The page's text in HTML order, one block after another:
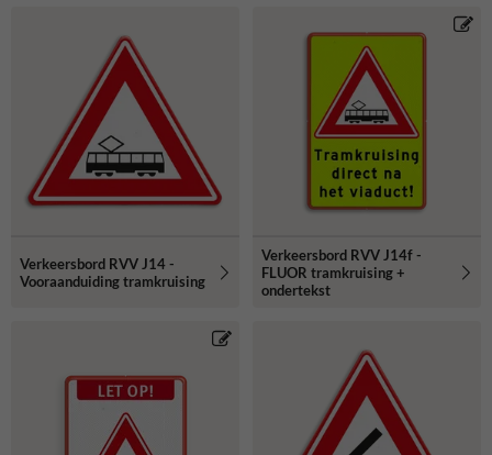
Verkeersbord RVV J14 -
Vooraanduiding tramkruising
Verkeersbord RVV J14f -
FLUOR tramkruising +
ondertekst